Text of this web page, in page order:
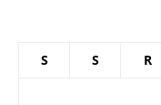
S S R